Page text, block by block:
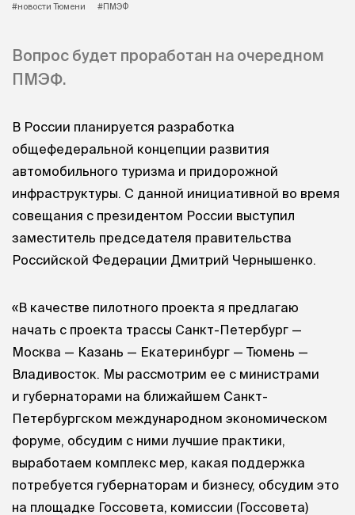
#новости Тюмени
#ПМЭФ
Вопрос будет проработан на очередном
ПМЭФ.
В России планируется разработка
общефедеральной концепции развития
автомобильного туризма и придорожной
инфраструктуры. С данной инициативной во время
совещания с президентом России выступил
заместитель председателя правительства
Российской Федерации Дмитрий Чернышенко.
«В качестве пилотного проекта я предлагаю
начать с проекта трассы Санкт-Петербург —
Москва — Казань — Екатеринбург — Тюмень —
Владивосток. Мы рассмотрим ее с министрами
и губернаторами на ближайшем Санкт-
Петербургском международном экономическом
форуме, обсудим с ними лучшие практики,
выработаем комплекс мер, какая поддержка
потребуется губернаторам и бизнесу, обсудим это
на площадке Госсовета, комиссии (Госсовета)